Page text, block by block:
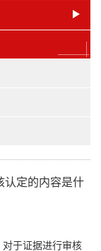
认定的内容是什
于证据进行审核